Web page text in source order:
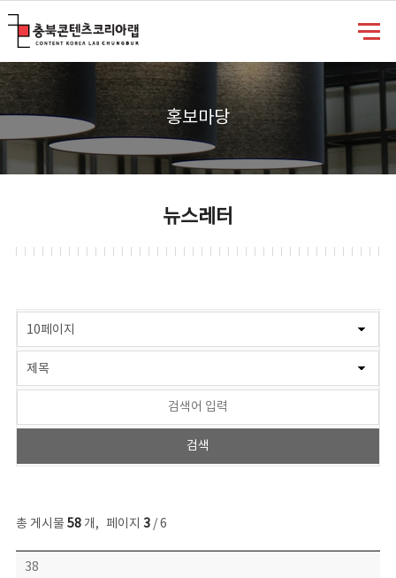
홍보마당
뉴스레터
총 게시물 58개, 페이지 3/ 6
뉴스레터 목록 - 번호, 제목, 작성자, 파일, 조회수, 작성일 정보 제공
38